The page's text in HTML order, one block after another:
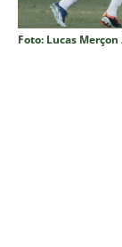
Foto: Lucas